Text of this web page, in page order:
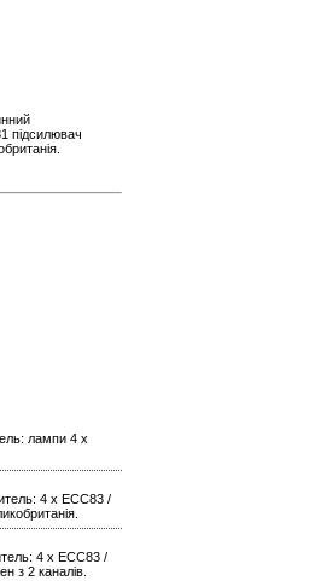
підсилювач
лампи 4 x
4 x ECC83 /
4 x ECC83 /
з 2 каналів.